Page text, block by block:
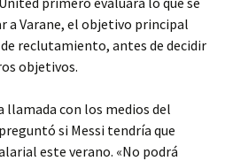
a Varane, el objetivo principal
reclutamiento, antes de decidir
objetivos.
llamada con los medios del
si Messi tendría que
este verano. «No podrá